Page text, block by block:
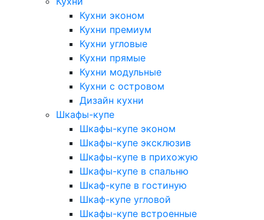
Кухни эконом
Кухни премиум
Кухни угловые
Кухни прямые
Кухни модульные
Кухни с островом
Дизайн кухни
Шкафы-купе
Шкафы-купе эконом
Шкафы-купе эксклюзив
Шкафы-купе в прихожую
Шкафы-купе в спальню
Шкаф-купе в гостиную
Шкаф-купе угловой
Шкафы-купе встроенные